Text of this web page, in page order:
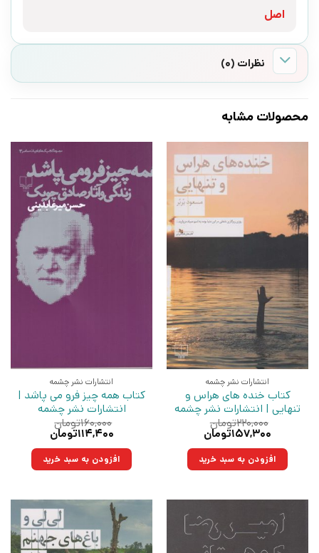
اصل
نظرات (0)
محصولات مشابه
انتشارات نشر چشمه
کتاب خنده های هراس و
تنهایی | انتشارات نشر چشمه
۲۲۰,۰۰۰تومان
قیمت
۲۲۰,۰۰۰تومان
بود.
۱۵۷,۳۰۰تومان
۱۵۷,۳۰۰تومان.افزودن به سبد خرید
انتشارات نشر چشمه
کتاب همه چیز فرو می پاشد |
انتشارات نشر چشمه
۱۶۰,۰۰۰تومان
قیمت
۱۶۰,۰۰۰تومان
بود.
۱۱۴,۴۰۰تومان
۱۱۴,۴۰۰تومان.افزودن به سبد خرید